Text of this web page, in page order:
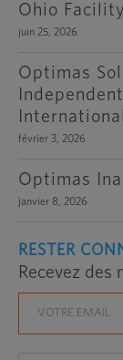
Ohio Facility
juin 25, 2026
Optimas
février 3, 2026
Optimas
janvier 8, 2026
RESTER
Recevez des